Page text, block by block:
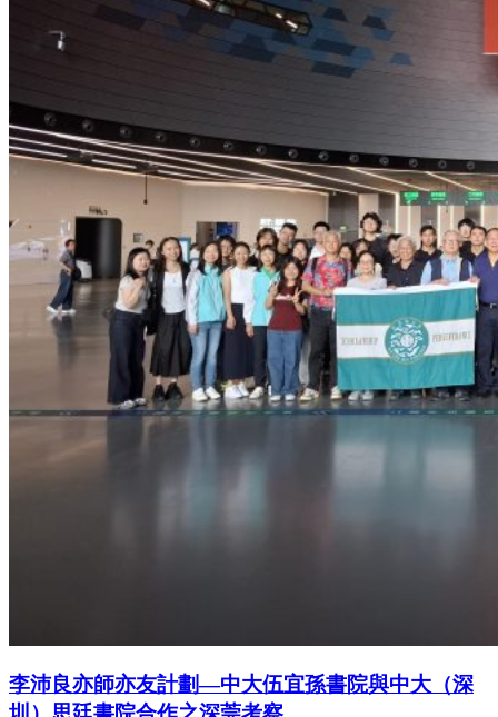
李沛良亦師亦友計劃—中大伍宜孫書院與中大（深